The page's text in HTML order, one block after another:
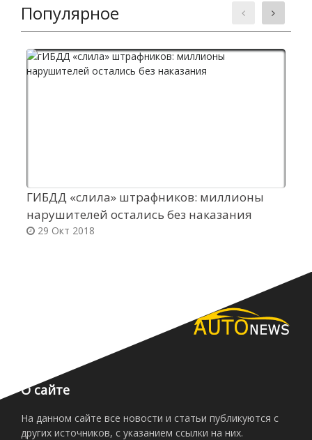
Популярное
ГИБДД «слила» штрафников: миллионы
нарушителей остались без наказания
29 Окт 2018
О сайте
На данном сайте все новости и статьи публикуются с
других источников, с указанием ссылки на них.